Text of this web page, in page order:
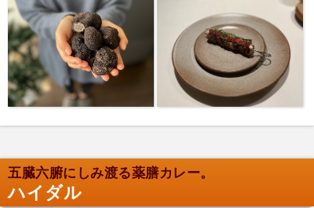
五臓六腑にしみ渡る薬膳カレー。
ハイダル